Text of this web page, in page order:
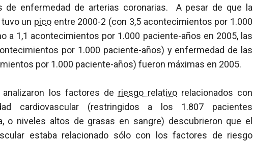
de enfermedad de arterias coronarias. A pesar de que la
un pico entre 2000-2 (con 3,5 acontecimientos por 1.000
a 1,1 acontecimientos por 1.000 paciente-años en 2005, las
por 1.000 paciente-años) y enfermedad de las
por 1.000 paciente-años) fueron máximas en 2005.
los factores de riesgo relativorelacionados con
cardiovascular (restringidos a los 1.807 pacientes
o niveles altos de grasas en sangre) descubrieron que el
estaba relacionado sólo con los factores de riesgo